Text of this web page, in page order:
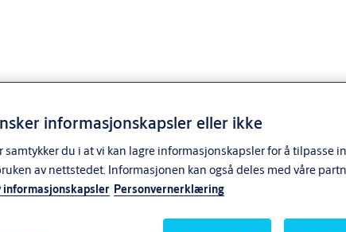
informasjonskapsler eller ikke
du i at vi kan lagre informasjonskapsler for å tilpasse
av nettstedet. Informasjonen kan også deles med våre
informasjonskapsler Personvernerklæring